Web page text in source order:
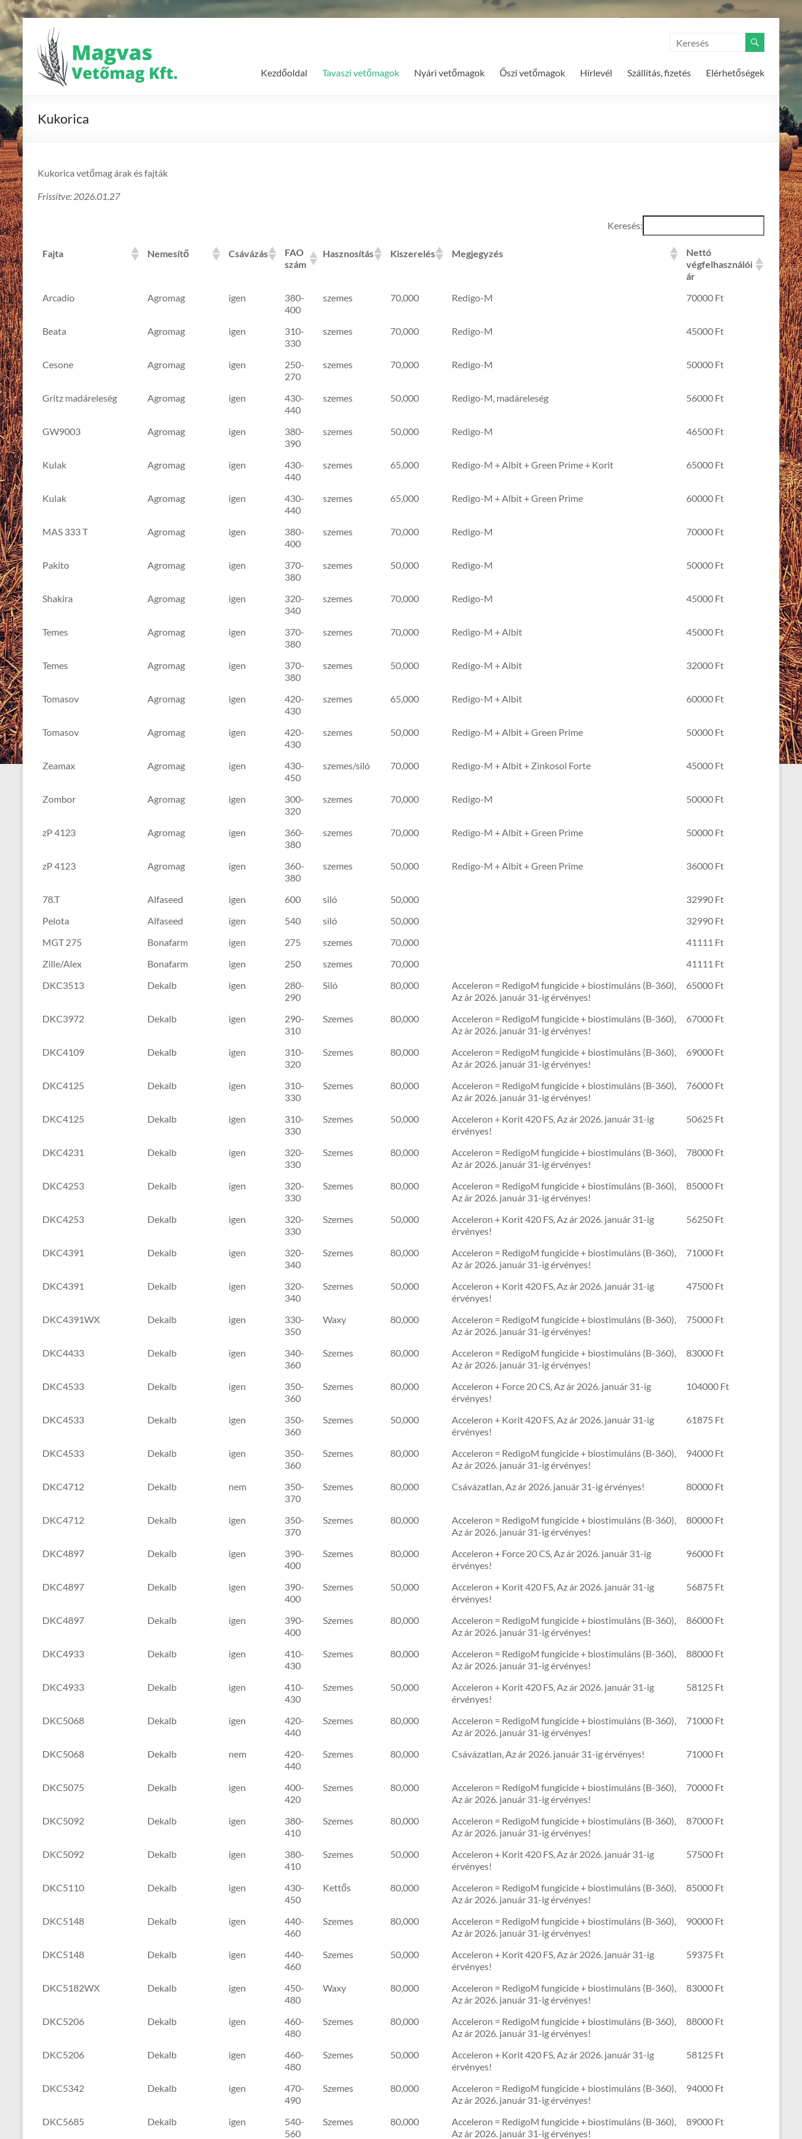
Skip
to
contentMagvas
Vetőmag
Kft.
forgalmazása
Kezdőoldal Tavaszi vetőmagok Nyári vetőmagok Őszi vetőmagok Hírlevél Szállítás, fizetés Elérhetőségek
Kukorica
Kukorica vetőmag árak és fajták
Frissítve: 2026.01.27
Keresés:
Fajta Nemesítő Csávázás
FAO
szám
Hasznosítás Kiszerelés Megjegyzés
Nettó
végfelhasználói
ár
Fajta
Nemesítő Csávázás
FAO
szám
Hasznosítás Kiszerelés Megjegyzés
Nettó
végfelhasználói
Arcadio Agromag igen
380-
400
szemes 70,000 Redigo-M 70000 Ft
Beata Agromag igen
310-
330
szemes 70,000 Redigo-M 45000 Ft
Cesone Agromag igen
250-
270
szemes 70,000 Redigo-M 50000 Ft
Gritz madáreleség Agromag igen
430-
440
szemes 50,000 Redigo-M, madáreleség 56000 Ft
GW9003 Agromag igen
380-
390
szemes 50,000 Redigo-M 46500 Ft
Kulak Agromag igen
430-
440
szemes 65,000 Redigo-M + Albit + Green Prime + Korit 65000 Ft
Kulak Agromag igen
430-
440
szemes 65,000 Redigo-M + Albit + Green Prime 60000 Ft
MAS 333 T Agromag igen
380-
400
szemes 70,000 Redigo-M 70000 Ft
Pakito Agromag igen
370-
380
szemes 50,000 Redigo-M 50000 Ft
Shakira Agromag igen
320-
340
szemes 70,000 Redigo-M 45000 Ft
Temes Agromag igen
370-
380
szemes 70,000 Redigo-M + Albit 45000 Ft
Temes Agromag igen
370-
380
szemes 50,000 Redigo-M + Albit 32000 Ft
Tomasov Agromag igen
420-
430
szemes 65,000 Redigo-M + Albit 60000 Ft
Tomasov Agromag igen
420-
430
szemes 50,000 Redigo-M + Albit + Green Prime 50000 Ft
Zeamax Agromag igen
430-
450
szemes/siló 70,000 Redigo-M + Albit + Zinkosol Forte 45000 Ft
Zombor Agromag igen
300-
320
szemes 70,000 Redigo-M 50000 Ft
zP 4123 Agromag igen
360-
380
szemes 70,000 Redigo-M + Albit + Green Prime 50000 Ft
zP 4123 Agromag igen
360-
380
szemes 50,000 Redigo-M + Albit + Green Prime 36000 Ft
78.T Alfaseed igen 600 siló 50,000
32990 Ft
Pelota
Alfaseed igen 540 siló 50,000
32990 Ft
MGT 275
Bonafarm igen 275 szemes 70,000
41111 Ft
Zille/Alex
Bonafarm igen 250 szemes 70,000
41111 Ft
DKC3513
Dekalb igen
280-
290
Siló 80,000
Acceleron = RedigoM fungicide + biostimuláns (B-360),
Az ár 2026. január 31-ig érvényes!
65000 Ft
DKC3972 Dekalb igen
290-
310
Szemes 80,000
Acceleron = RedigoM fungicide + biostimuláns (B-360),
Az ár 2026. január 31-ig érvényes!
67000 Ft
DKC4109 Dekalb igen
310-
320
Szemes 80,000
Acceleron = RedigoM fungicide + biostimuláns (B-360),
Az ár 2026. január 31-ig érvényes!
69000 Ft
DKC4125 Dekalb igen
310-
330
Szemes 80,000
Acceleron = RedigoM fungicide + biostimuláns (B-360),
Az ár 2026. január 31-ig érvényes!
76000 Ft
DKC4125 Dekalb igen
310-
330
Szemes 50,000
Acceleron + Korit 420 FS, Az ár 2026. január 31-ig
érvényes!
50625 Ft
DKC4231 Dekalb igen
320-
330
Szemes 80,000
Acceleron = RedigoM fungicide + biostimuláns (B-360),
Az ár 2026. január 31-ig érvényes!
78000 Ft
DKC4253 Dekalb igen
320-
330
Szemes 80,000
Acceleron = RedigoM fungicide + biostimuláns (B-360),
Az ár 2026. január 31-ig érvényes!
85000 Ft
DKC4253 Dekalb igen
320-
330
Szemes 50,000
Acceleron + Korit 420 FS, Az ár 2026. január 31-ig
érvényes!
56250 Ft
DKC4391 Dekalb igen
320-
340
Szemes 80,000
Acceleron = RedigoM fungicide + biostimuláns (B-360),
Az ár 2026. január 31-ig érvényes!
71000 Ft
DKC4391 Dekalb igen
320-
340
Szemes 50,000
Acceleron + Korit 420 FS, Az ár 2026. január 31-ig
érvényes!
47500 Ft
DKC4391WX Dekalb igen
330-
350
Waxy 80,000
Acceleron = RedigoM fungicide + biostimuláns (B-360),
Az ár 2026. január 31-ig érvényes!
75000 Ft
DKC4433 Dekalb igen
340-
360
Szemes 80,000
Acceleron = RedigoM fungicide + biostimuláns (B-360),
Az ár 2026. január 31-ig érvényes!
83000 Ft
DKC4533 Dekalb igen
350-
360
Szemes 80,000
Acceleron + Force 20 CS, Az ár 2026. január 31-ig
érvényes!
104000 Ft
DKC4533 Dekalb igen
350-
360
Szemes 50,000
Acceleron + Korit 420 FS, Az ár 2026. január 31-ig
érvényes!
61875 Ft
DKC4533 Dekalb igen
350-
360
Szemes 80,000
Acceleron = RedigoM fungicide + biostimuláns (B-360),
Az ár 2026. január 31-ig érvényes!
94000 Ft
DKC4712 Dekalb nem
350-
370
Szemes 80,000 Csávázatlan, Az ár 2026. január 31-ig érvényes! 80000 Ft
DKC4712 Dekalb igen
350-
370
Szemes 80,000
Acceleron = RedigoM fungicide + biostimuláns (B-360),
Az ár 2026. január 31-ig érvényes!
80000 Ft
DKC4897 Dekalb igen
390-
400
Szemes 80,000
Acceleron + Force 20 CS, Az ár 2026. január 31-ig
érvényes!
96000 Ft
DKC4897 Dekalb igen
390-
400
Szemes 50,000
Acceleron + Korit 420 FS, Az ár 2026. január 31-ig
érvényes!
56875 Ft
DKC4897 Dekalb igen
390-
400
Szemes 80,000
Acceleron = RedigoM fungicide + biostimuláns (B-360),
Az ár 2026. január 31-ig érvényes!
86000 Ft
DKC4933 Dekalb igen
410-
430
Szemes 80,000
Acceleron = RedigoM fungicide + biostimuláns (B-360),
Az ár 2026. január 31-ig érvényes!
88000 Ft
DKC4933 Dekalb igen
410-
430
Szemes 50,000
Acceleron + Korit 420 FS, Az ár 2026. január 31-ig
érvényes!
58125 Ft
DKC5068 Dekalb igen
420-
440
Szemes 80,000
Acceleron = RedigoM fungicide + biostimuláns (B-360),
Az ár 2026. január 31-ig érvényes!
71000 Ft
DKC5068 Dekalb nem
420-
440
Szemes 80,000 Csávázatlan, Az ár 2026. január 31-ig érvényes! 71000 Ft
DKC5075 Dekalb igen
400-
420
Szemes 80,000
Acceleron = RedigoM fungicide + biostimuláns (B-360),
Az ár 2026. január 31-ig érvényes!
70000 Ft
DKC5092 Dekalb igen
380-
410
Szemes 80,000
Acceleron = RedigoM fungicide + biostimuláns (B-360),
Az ár 2026. január 31-ig érvényes!
87000 Ft
DKC5092 Dekalb igen
380-
410
Szemes 50,000
Acceleron + Korit 420 FS, Az ár 2026. január 31-ig
érvényes!
57500 Ft
DKC5110 Dekalb igen
430-
450
Kettős 80,000
Acceleron = RedigoM fungicide + biostimuláns (B-360),
Az ár 2026. január 31-ig érvényes!
85000 Ft
DKC5148 Dekalb igen
440-
460
Szemes 80,000
Acceleron = RedigoM fungicide + biostimuláns (B-360),
Az ár 2026. január 31-ig érvényes!
90000 Ft
DKC5148 Dekalb igen
440-
460
Szemes 50,000
Acceleron + Korit 420 FS, Az ár 2026. január 31-ig
érvényes!
59375 Ft
DKC5182WX Dekalb igen
450-
480
Waxy 80,000
Acceleron = RedigoM fungicide + biostimuláns (B-360),
Az ár 2026. január 31-ig érvényes!
83000 Ft
DKC5206 Dekalb igen
460-
480
Szemes 80,000
Acceleron = RedigoM fungicide + biostimuláns (B-360),
Az ár 2026. január 31-ig érvényes!
88000 Ft
DKC5206 Dekalb igen
460-
480
Szemes 50,000
Acceleron + Korit 420 FS, Az ár 2026. január 31-ig
érvényes!
58125 Ft
DKC5342 Dekalb igen
470-
490
Szemes 80,000
Acceleron = RedigoM fungicide + biostimuláns (B-360),
Az ár 2026. január 31-ig érvényes!
94000 Ft
DKC5685 Dekalb igen
540-
560
Szemes 80,000
Acceleron = RedigoM fungicide + biostimuláns (B-360),
Az ár 2026. január 31-ig érvényes!
89000 Ft